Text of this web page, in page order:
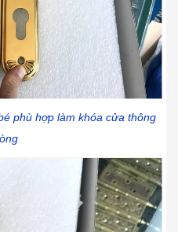
phù hợp làm khóa cửa thông